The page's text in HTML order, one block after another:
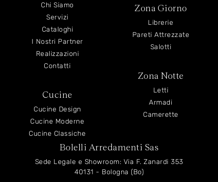
Chi Siamo
Servizi
Cataloghi
I Nostri Partner
Realizzazioni
Contatti
Cucine
Cucine Design
Cucine Moderne
Cucine Classiche
Zona Giorno
Librerie
Pareti Attrezzate
Salotti
Zona Notte
Letti
Armadi
Camerette
Bolelli Arredamenti Sas
Sede Legale e Showroom: Via F. Zanardi 353
40131 - Bologna (Bo)